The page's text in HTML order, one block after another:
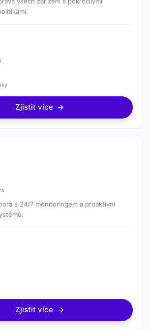
Zjistit více
s 24/7 monitoringem a proaktivní
Zjistit více